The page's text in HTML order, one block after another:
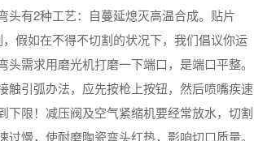
有2种工艺：自蔓延熄灭高温合成。贴片
假如在不得不切割的状况下，我们倡议你运
需求用磨光机打磨一下端口，是端口平整。
触引弧办法，应先按枪上按钮，然后喷嘴疾速
限！减压阀及空气紧缩机要经常放水，切割
慢，使耐磨陶瓷弯头红热，影响切口质量。